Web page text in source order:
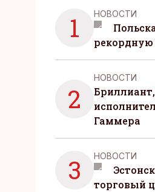
1 НОВОСТИ
2
НОВОСТИ
Гаммера
3 НОВОСТИ
торговый